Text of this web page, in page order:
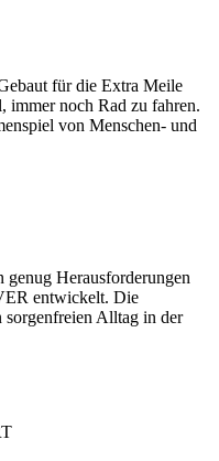
für die Extra Meile
immer noch Rad zu fahren.
von Menschen- und
genug Herausforderungen
entwickelt. Die
Alltag in der